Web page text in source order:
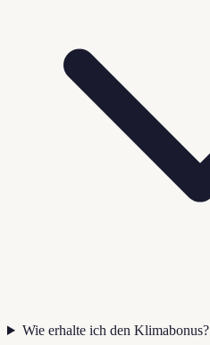
Wie erhalte ich den Klimabonus?